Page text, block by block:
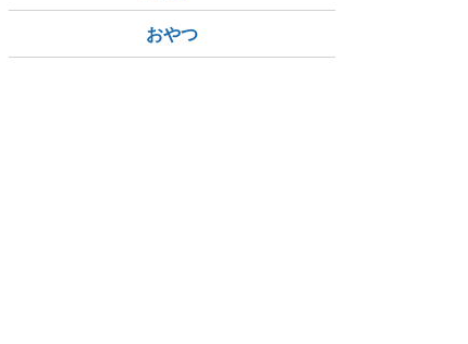
おやつ